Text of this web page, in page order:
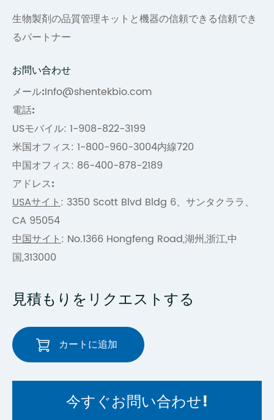
生物製剤の品質管理キットと機器の信頼できる信頼でき
るパートナー
お問い合わせ
メール:Info@shentekbio.com
電話:
USモバイル: 1-908-822-3199
米国オフィス: 1-800-960-3004内線720
中国オフィス: 86-400-878-2189
アドレス:
USAサイト: 3350 Scott Blvd Bldg 6、サンタクララ、
CA 95054
中国サイト: No.1366 Hongfeng Road,湖州,浙江,中
国,313000
見積もりをリクエストする
カートに追加
今すぐお問い合わせ!